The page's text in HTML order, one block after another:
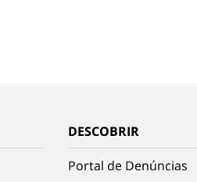
DESCOBRIR
Portal de Denúncias